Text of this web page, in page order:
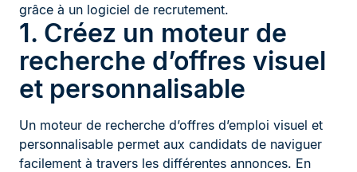
grâce à un logiciel de recrutement.
1. Créez un moteur de
recherche d’offres visuel
et personnalisable
Un moteur de recherche d’offres d’emploi visuel et
personnalisable permet aux candidats de naviguer
facilement à travers les différentes annonces. En